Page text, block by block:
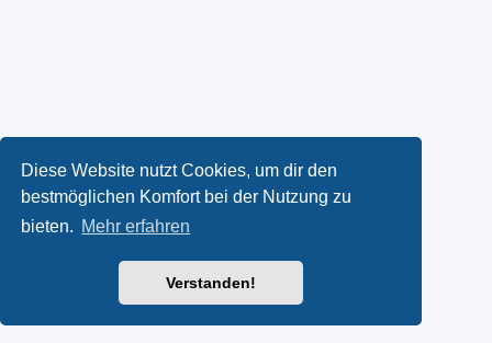
Diese Website nutzt Cookies, um dir den
bestmöglichen Komfort bei der Nutzung zu
bieten. Mehr erfahren
Verstanden!